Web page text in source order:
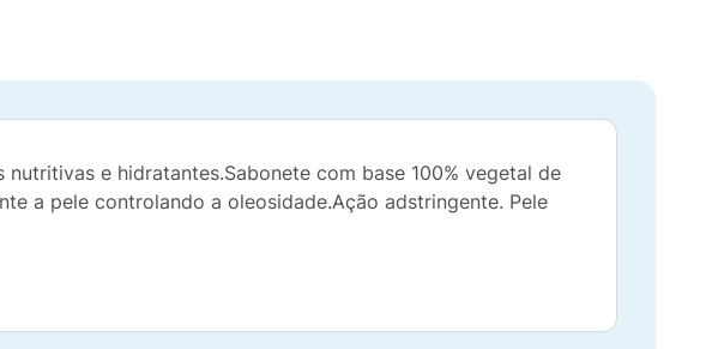
e hidratantes.Sabonete com base 100% vegetal de
a pele controlando a oleosidade.Ação adstringente. Pele